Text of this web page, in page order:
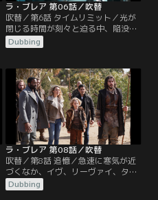
ラ・ブレア 第06話／吹替
吹替／第6話 タイムリミット／光が
閉じる時間が刻々と迫る中、陥没穴
の生存者たちは最後の脱出を試み
る。しかしその脱出計画は、ギャヴ
る」という厳しい警告を受けて疑問
視され、イヴはつらい選択を迫られ
ることになる。
Dubbing
ラ・ブレア 第08話／吹替
吹替／第8話 追憶／急速に寒気が近
づくなか、イヴ、リーヴァイ、タイ
は前回、命を奪われそうになったに
も関わらず、謎の要塞に舞い戻る。
Dubbing